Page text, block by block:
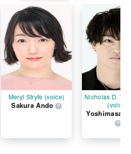
Meryl Stryfe (voice)
Sakura Ando
Nicholas D.
(voice)
Yoshimasa